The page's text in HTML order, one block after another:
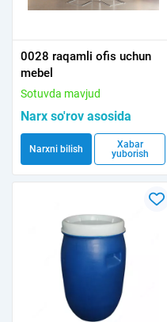
0028 raqamli ofis uchun
mebel
Sotuvda mavjud
Narx so'rov asosida
Narxni bilish
Xabar
yuborish